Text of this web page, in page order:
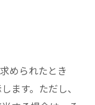
められたとき
ます。ただし、